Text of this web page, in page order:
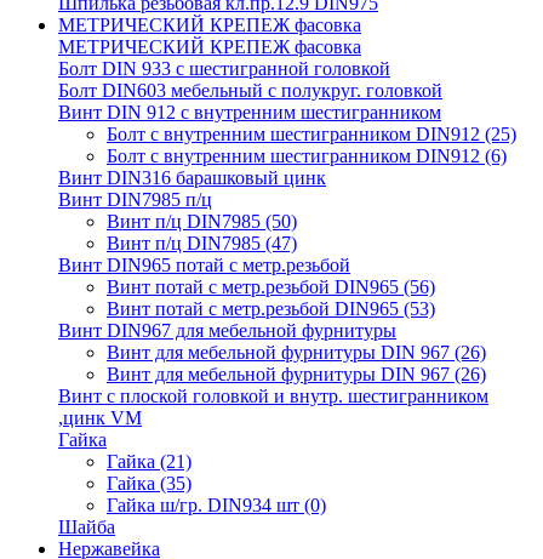
МЕТРИЧЕСКИЙ КРЕПЕЖ фасовка
МЕТРИЧЕСКИЙ КРЕПЕЖ фасовка
Болт DIN 933 с шестигранной головкой
Болт DIN603 мебельный с полукруг. головкой
Винт DIN 912 с внутренним шестигранником
Болт с внутренним шестигранником DIN912 (25)
Болт с внутренним шестигранником DIN912 (6)
Винт DIN316 барашковый цинк
Винт DIN7985 п/ц
Винт п/ц DIN7985 (50)
Винт п/ц DIN7985 (47)
Винт DIN965 потай с метр.резьбой
Винт потай с метр.резьбой DIN965 (56)
Винт потай с метр.резьбой DIN965 (53)
Винт DIN967 для мебельной фурнитуры
Винт для мебельной фурнитуры DIN 967 (26)
Винт для мебельной фурнитуры DIN 967 (26)
Винт с плоской головкой и внутр. шестигранником
,цинк VM
Гайка
Гайка (21)
Гайка (35)
Гайка ш/гр. DIN934 шт (0)
Шайба
Нержавейка